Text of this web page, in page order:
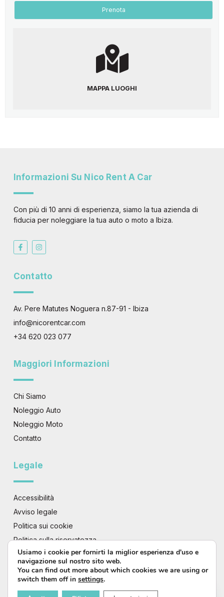
MAPPA LUOGHI
Informazioni Su Nico Rent A Car
Con più di 10 anni di esperienza, siamo la tua azienda di
fiducia per noleggiare la tua auto o moto a Ibiza.
F
a
c
o
k
f
I
n
s
a
g
Contatto
Av. Pere Matutes Noguera n.87-91 - Ibiza
info@nicorentcar.com
+34 620 023 077
Maggiori Informazioni
Chi Siamo
Noleggio Auto
Noleggio Moto
Contatto
Legale
Accessibilità
Avviso legale
Politica sui cookie
Politica sulla riservatezza
Termini e Condizioni
Usiamo i cookie per fornirti la miglior esperienza d'uso e
navigazione sul nostro sito web.
You can find out more about which cookies we are using or
switch them off in settings.